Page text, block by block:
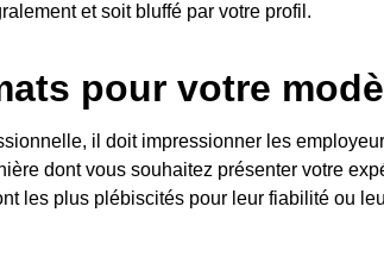
et soit bluffé par votre profil.
pour votre
il doit impressionner les
dont vous souhaitez présenter votre
les plus plébiscités pour leur fiabilité ou